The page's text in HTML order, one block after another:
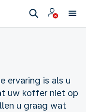
ervaring is als u
uw koffer niet op
u graag wat